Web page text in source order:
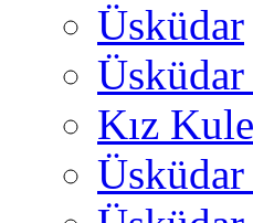
Üsküdar
Kız
Üsküdar